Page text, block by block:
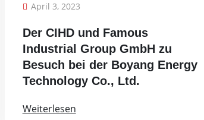
April 3, 2023
Der CIHD und Famous
Industrial Group GmbH zu
Besuch bei der Boyang Energy
Technology Co., Ltd.
Weiterlesen